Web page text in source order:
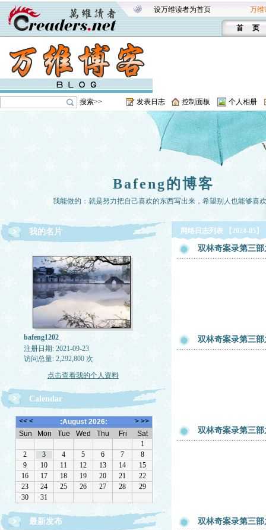
设万维读者为首页 万维
首 页
搜索>> 发表日志 控制面板 个人相册
Bafeng的博客
我能做的：就是努力把自己喜欢的东西写出来，希望别人也能够喜
我的名片
bafeng1202
注册日期: 2021-09-23
访问总量: 2,292,800 次
点击查看我的个人资料
Calendar
最新发布
网络日志列表 【2024-05】
双林奇案录第三
双林奇案录第三
双林奇案录第三
双林奇案录第三